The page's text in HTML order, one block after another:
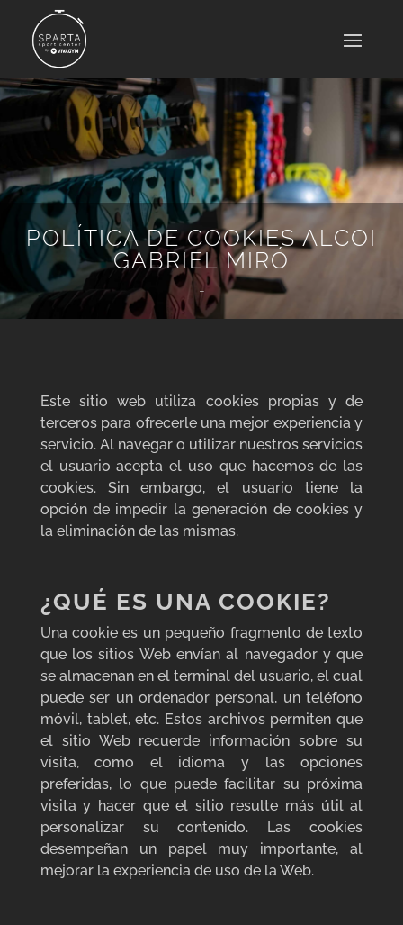
POLÍTICA DE COOKIES ALCOI
GABRIEL MIRÓ
-
Este sitio web utiliza cookies propias y de
terceros para ofrecerle una mejor experiencia y
servicio. Al navegar o utilizar nuestros servicios
el usuario acepta el uso que hacemos de las
cookies. Sin embargo, el usuario tiene la
opción de impedir la generación de cookies y
la eliminación de las mismas.
¿QUÉ ES UNA COOKIE?
Una cookie es un pequeño fragmento de texto
que los sitios Web envían al navegador y que
se almacenan en el terminal del usuario, el cual
puede ser un ordenador personal, un teléfono
móvil, tablet, etc. Estos archivos permiten que
el sitio Web recuerde información sobre su
visita, como el idioma y las opciones
preferidas, lo que puede facilitar su próxima
visita y hacer que el sitio resulte más útil al
personalizar su contenido. Las cookies
desempeñan un papel muy importante, al
mejorar la experiencia de uso de la Web.